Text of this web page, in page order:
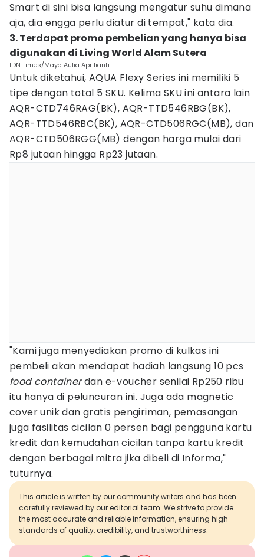
Smart di sini bisa langsung mengatur suhu dimana
aja, dia engga perlu diatur di tempat," kata dia.
3. Terdapat promo pembelian yang hanya bisa
digunakan di Living World Alam Sutera
IDN Times/Maya Aulia Aprilianti
Untuk diketahui, AQUA Flexy Series ini memiliki 5
tipe dengan total 5 SKU. Kelima SKU ini antara lain
AQR-CTD746RAG(BK), AQR-TTD546RBG(BK),
AQR-TTD546RBC(BK), AQR-CTD506RGC(MB), dan
AQR-CTD506RGG(MB) dengan harga mulai dari
Rp8 jutaan hingga Rp23 jutaan.
"Kami juga menyediakan promo di kulkas ini
pembeli akan mendapat hadiah langsung 10 pcs
food containerdan e-voucher senilai Rp250 ribu
itu hanya di peluncuran ini. Juga ada magnetic
cover unik dan gratis pengiriman, pemasangan
juga fasilitas cicilan 0 persen bagi pengguna kartu
kredit dan kemudahan cicilan tanpa kartu kredit
dengan berbagai mitra jika dibeli di Informa,"
tuturnya.
This article is written by our community writers and has been
carefully reviewed by our editorial team. We strive to provide
the most accurate and reliable information, ensuring high
standards of quality, credibility, and trustworthiness.